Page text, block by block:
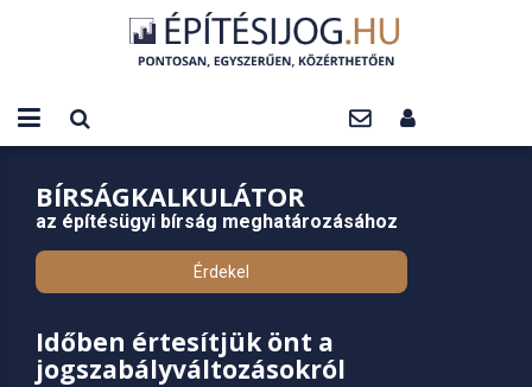
BÍRSÁGKALKULÁTOR
az építésügyi bírság meghatározásához
Érdekel
Időben értesítjük önt a
jogszabályváltozásokról